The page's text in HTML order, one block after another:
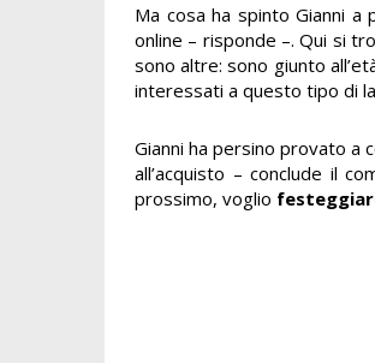
Ma cosa ha spinto Gianni
online – risponde –. Qui si
sono altre: sono giunto
interessati a questo tipo di
Gianni ha persino provato a
all’acquisto – conclude il
prossimo, voglio